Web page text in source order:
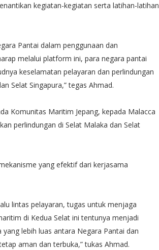
kegiatan-kegiatan serta latihan-latihan
Pantai dalam penggunaan dan
melalui platform ini, para negara pantai
keselamatan pelayaran dan perlindungan
Selat Singapura,” tegas Ahmad.
Komunitas Maritim Jepang, kepada Malacca
perlindungan di Selat Malaka dan Selat
yang efektif dari kerjasama
lintas pelayaran, tugas untuk menjaga
di Kedua Selat ini tentunya menjadi
lebih luas antara Negara Pantai dan
aman dan terbuka,” tukas Ahmad.